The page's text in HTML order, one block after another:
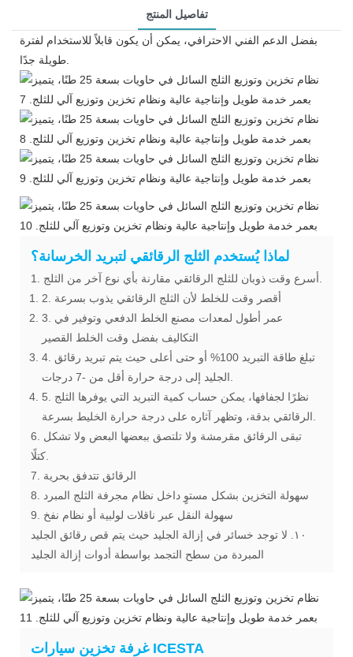
تفاصيل المنتج
بفضل الدعم الفني الاحترافي، يمكن أن يكون قابلاً للاستخدام لفترة
لماذا يُستخدم الثلج الرقائقي لتبريد الخرسانة؟
2. أقصر وقت للخلط لأن الثلج الرقائقي يذوب بسرعة
3. عمر أطول لمعدات مصنع الخلط الدفعي وتوفير في
التكاليف بفضل وقت الخلط القصير
4. تبلغ طاقة التبريد 100% أو حتى أعلى حيث يتم تبريد رقائق
5. نظرًا لجفافها، يمكن حساب كمية التبريد التي يوفرها الثلج
6. تبقى الرقائق مقرمشة ولا تلتصق ببعضها البعض ولا تشكل
7. الرقائق تتدفق بحرية
8. سهولة التخزين بشكل مستوٍ داخل نظام مجرفة الثلج المبرد
9. سهولة النقل عبر ناقلات لولبية أو نظام نفخ
١٠. لا توجد خسائر في إزالة الجليد حيث يتم قص رقائق الجليد
المبردة من سطح التجمد بواسطة أدوات إزالة الجليد
غرفة تخزين سيارات ICESTA